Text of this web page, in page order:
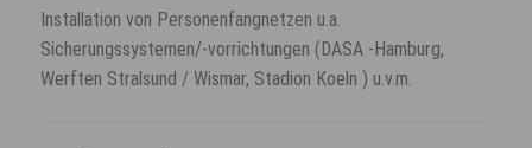
Installation von Personenfangnetzen u.a.
Sicherungssystemen/-vorrichtungen (DASA -Hamburg,
Werften Stralsund / Wismar, Stadion Koeln ) u.v.m.